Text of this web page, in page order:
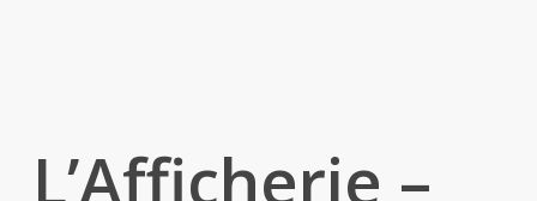
L’Afficherie –